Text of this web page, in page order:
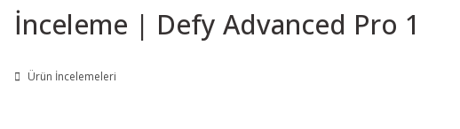
İnceleme | Defy Advanced Pro 1
Ürün İncelemeleri